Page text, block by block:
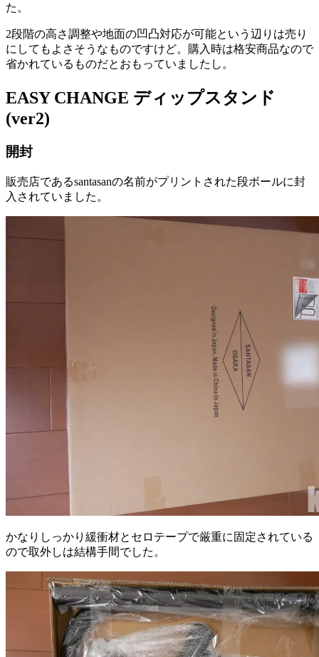
た。
2段階の高さ調整や地面の凹凸対応が可能という辺りは売り
にしてもよさそうなものですけど。購入時は格安商品なので
省かれているものだとおもっていましたし。
EASY CHANGE ディップスタンド
(ver2)
開封
販売店であるsantasanの名前がプリントされた段ボールに封
入されていました。
かなりしっかり緩衝材とセロテープで厳重に固定されている
ので取外しは結構手間でした。